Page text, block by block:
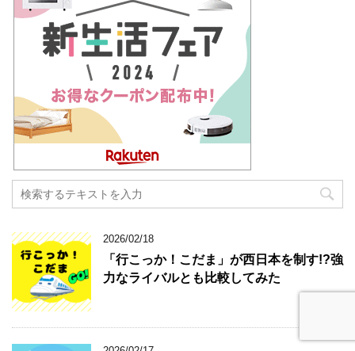
2026/02/18
「行こっか！こだま」が西日本を制す!?強
力なライバルとも比較してみた